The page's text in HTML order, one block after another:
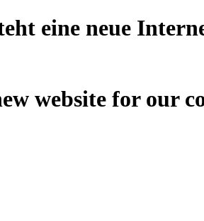
eine neue
website for our